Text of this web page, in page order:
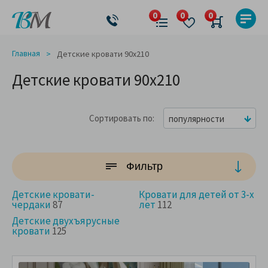
Главная Детские кровати 90x210
Детские кровати 90x210
Сортировать по популярности
Фильтр
Детские кровати-
чердаки 87
Детские двухъярусные
кровати 125
Кровати для детей от 3-х
лет 112